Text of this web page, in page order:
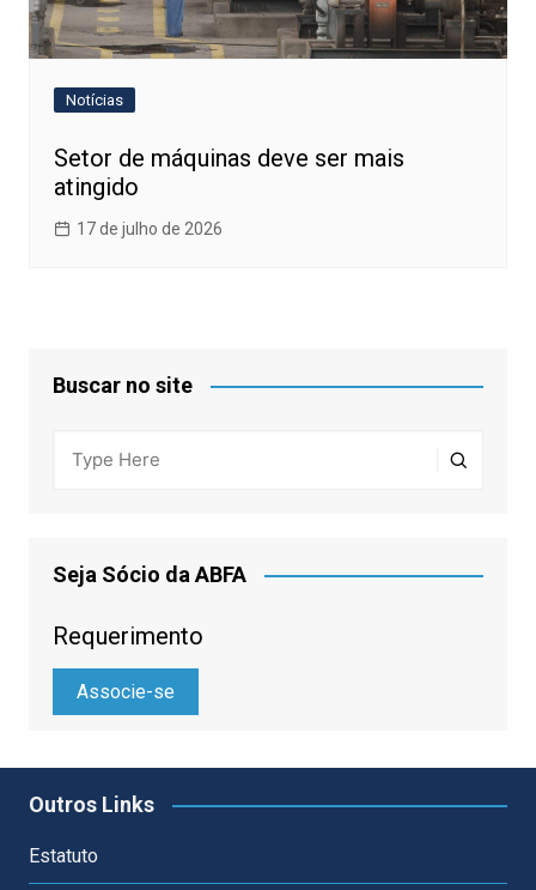
Notícias
Setor de máquinas deve ser mais
atingido
17 de julho de 2026
Buscar no site
Seja Sócio da ABFA
Requerimento
Associe-se
Outros Links
Estatuto